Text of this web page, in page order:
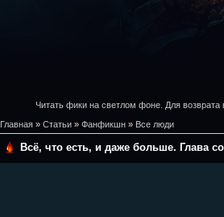
Читать фики на светлом фоне. Для возврата
Главная » Статьи » Фанфикшн » Все люди
Всё, что есть, и даже больше. Глава